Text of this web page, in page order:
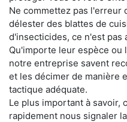
Ne commettez pas l'erreur
délester des blattes de
d'insecticides, ce n'est pas
Qu'importe leur espèce
notre entreprise savent
et les décimer de manière
tactique adéquate.
Le plus important à savoir,
rapidement nous signaler